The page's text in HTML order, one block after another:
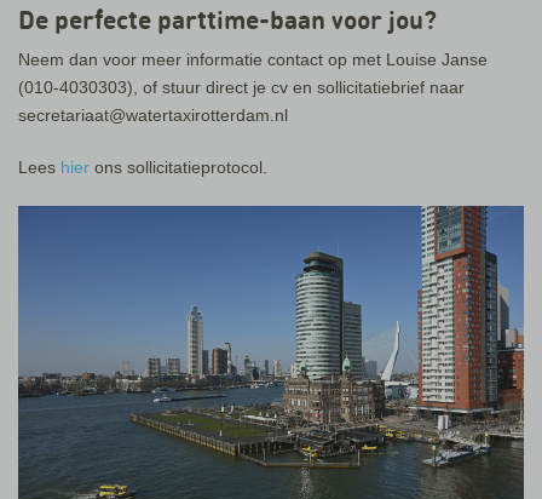
De perfecte parttime-baan voor jou?
Neem dan voor meer informatie contact op met Louise Janse
(010-4030303), of stuur direct je cv en sollicitatiebrief naar
secretariaat@watertaxirotterdam.nl
Lees hier ons sollicitatieprotocol.